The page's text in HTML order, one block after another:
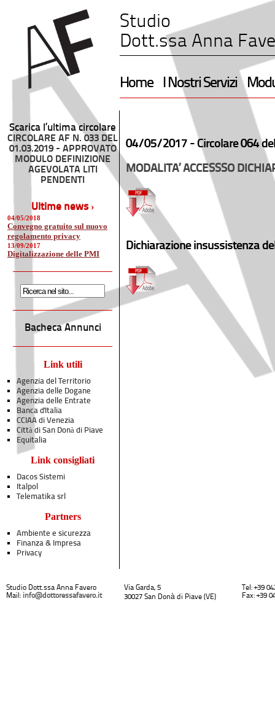
Studio
Dott.ssa Anna
Home I Nostri Servizi
Scarica l’ultima circolare
CIRCOLARE AF N. 033 DEL
01.03.2019 - APPROVATO
MODULO DEFINIZIONE
AGEVOLATA LITI
PENDENTI
Ultime news ›
04/05/2018
Convegno gratuito sul nuovo
regolamento privacy
13/09/2017
Digitalizzazione delle PMI
Bacheca Annunci
Link utili
Agenzia del Territorio
Agenzia delle Dogane
Agenzia delle Entrate
Banca d'Italia
CCIAA di Venezia
Città di San Donà di Piave
Equitalia
Link consigliati
Dacos Sistemi
Italpol
Telematika srl
Partners
Ambiente e sicurezza
Finanza & Impresa
Privacy
04/05/2017 - Circolare 064
MODALITA’ ACCESSSO
Dichiarazione insussistenza
Studio Dott.ssa Anna Favero
Mail: info@dottoressafavero.it
Via Garda, 5
30027 San Donà di Piave (VE)
Tel: +39
Fax: +39